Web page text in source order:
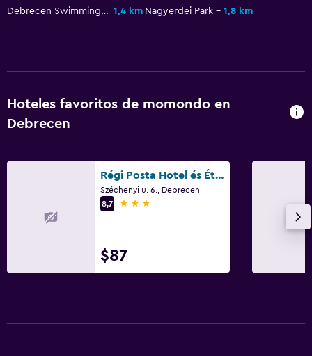
Debrecen Swimming Pool Complex 1,4 km Nagyerdei Park 1,8 km
Hoteles favoritos de momondo en
Debrecen
Régi Posta Hotel és Étterem
Széchenyi u. 6., Debrecen
8,7
3 estrellas
$87